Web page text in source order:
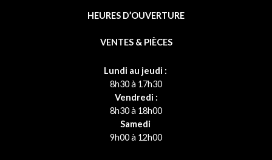
HEURES D’OUVERTURE
VENTES & PIÈCES
Lundi au jeudi :
8h30 à 17h30
Vendredi :
8h30 à 18h00
Samedi
9h00 à 12h00